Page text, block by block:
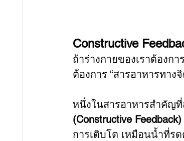
Constructive
ถ้าร่างกายของเราต้องก
ต้องการ “สารอาหารทา
หนึ่งในสารอาหารสำคัญ
(Constructive Feedback)
การเติบโต เหมือนน้ำที่ร